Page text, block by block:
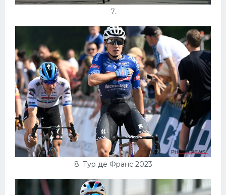
7.
8. Тур де Франс 2023